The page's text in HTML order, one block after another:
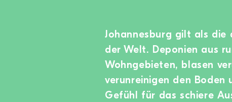
Johannesburg gilt als
der Welt. Deponien aus
Wohngebieten, blasen
verunreinigen den Boden
Gefühl für das schiere